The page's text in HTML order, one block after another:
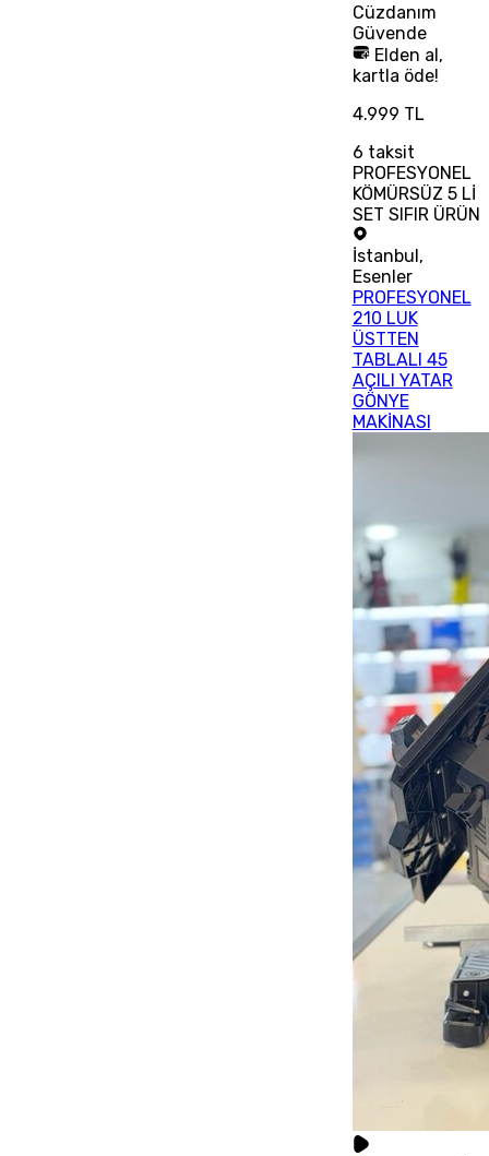
Cüzdanım
Güvende
Elden al,
kartla öde!
4.999 TL
6 taksit
PROFESYONEL
KÖMÜRSÜZ 5 Lİ
SET SIFIR ÜRÜN
İstanbul,
Esenler
PROFESYONEL
210 LUK
ÜSTTEN
TABLALI 45
AÇILI YATAR
GÖNYE
MAKİNASI